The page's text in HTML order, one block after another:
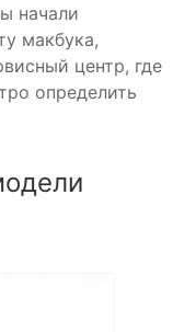
начали
макбука,
центр, где
определить